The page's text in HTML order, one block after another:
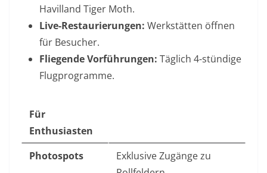
Havilland Tiger Moth.
Live-Restaurierungen: Werkstätten öffnen
für Besucher.
Fliegende Vorführungen: Täglich 4-stündige
Flugprogramme.
Für
Enthusiasten
Photospots
Exklusive Zugänge zu